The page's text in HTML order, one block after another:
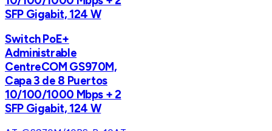
SFP Gigabit, 124 W
Switch PoE+
Administrable
CentreCOM GS970M,
Capa 3 de 8 Puertos
10/100/1000 Mbps + 2
SFP Gigabit, 124 W